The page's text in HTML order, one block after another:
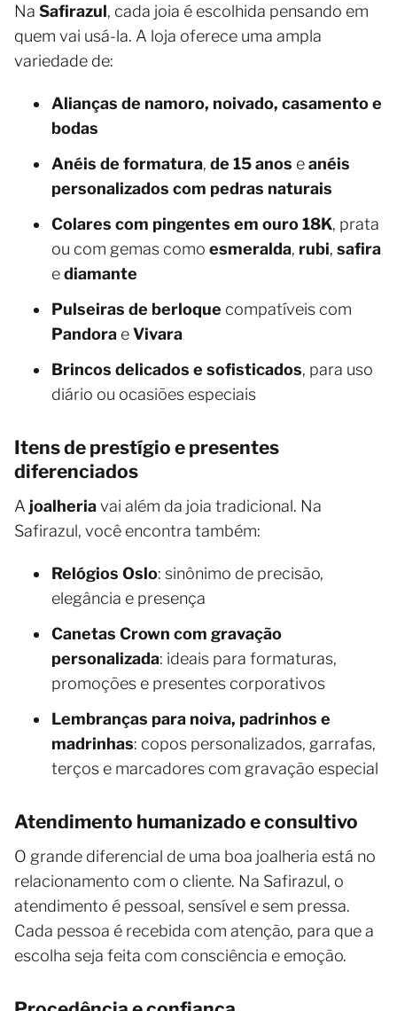
Na Safirazul, cada joia é escolhida pensando em
quem vai usá-la. A loja oferece uma ampla
variedade de:
Alianças de namoro, noivado, casamento e
bodas
Anéis de formatura, de 15 anos eanéis
personalizados com pedras naturais
Colares com pingentes em ouro 18K, prata
ou com gemas como esmeralda, rubi, safira
ediamante
Pulseiras de berloque compatíveis com
Pandora eVivara
Brincos delicados e sofisticados, para uso
diário ou ocasiões especiais
Itens de prestígio e presentes
diferenciados
A joalheriavai além da joia tradicional. Na
Safirazul, você encontra também:
Relógios Oslo: sinônimo de precisão,
elegância e presença
Canetas Crown com gravação
personalizada: ideais para formaturas,
promoções e presentes corporativos
Lembranças para noiva, padrinhos e
madrinhas: copos personalizados, garrafas,
terços e marcadores com gravação especial
Atendimento humanizado e consultivo
O grande diferencial de uma boa joalheria está no
relacionamento com o cliente. Na Safirazul, o
atendimento é pessoal, sensível e sem pressa.
Cada pessoa é recebida com atenção, para que a
escolha seja feita com consciência e emoção.